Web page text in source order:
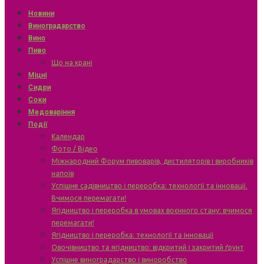
Новини
Виноградарство
Вино
Пиво
Що на крані
Міцні
Сидри
Соки
Медоваріння
Події
Календар
Фото / Відео
Міжнародний Форум пивоварів, дистиляторів і виробників
напоїв
Успішне садівництво і переробка: технології та інновації.
Вчимося перемагати!
Ягідництво і переробка в умовах воєнного стану: вчимося
перемагати!
Ягідництво і переробка: технології та інновації
Овочівництво та ягідництво: відкритий і закритий ґрунт
Успішне виноградарство і виноробство